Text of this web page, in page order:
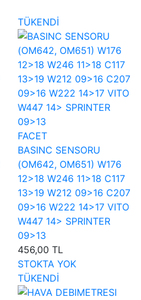
TÜKENDİ
FACET
BASINC SENSORU
(OM642, OM651) W176
12>18 W246 11>18 C117
13>19 W212 09>16 C207
09>16 W222 14>17 VITO
W447 14> SPRINTER
09>13
456,00 TL
STOKTA YOK
TÜKENDİ